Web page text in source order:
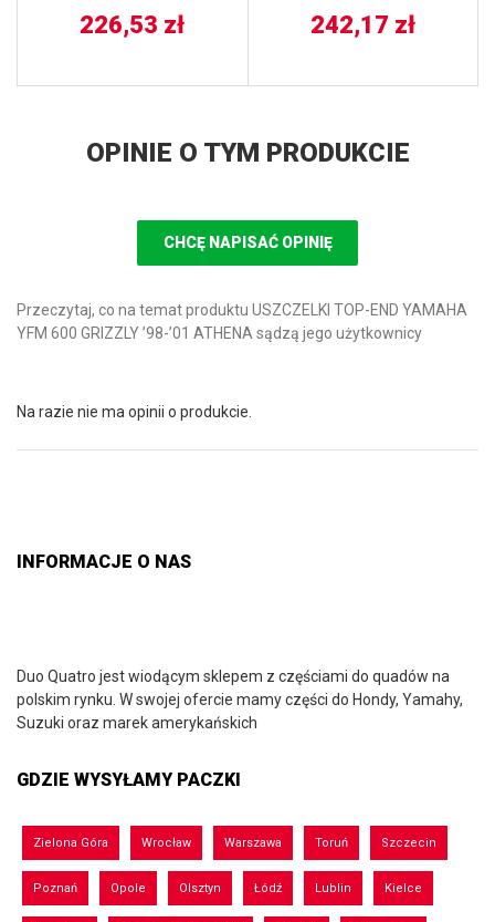
226,53 zł 242,17 zł
OPINIE O TYM PRODUKCIE
CHCĘ NAPISAĆ OPINIĘ
Przeczytaj, co na temat produktu USZCZELKI TOP-END YAMAHA
YFM 600 GRIZZLY ’98-’01 ATHENA sądzą jego użytkownicy
Na razie nie ma opinii o produkcie.
INFORMACJE O NAS
Duo Quatro jest wiodącym sklepem z częściami do quadów na
polskim rynku. W swojej ofercie mamy części do Hondy, Yamahy,
Suzuki oraz marek amerykańskich
GDZIE WYSYŁAMY PACZKI
Zielona Góra Wrocław Warszawa Toruń Szczecin
Poznań Opole Olsztyn Łódź Lublin Kielce